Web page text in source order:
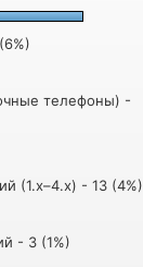
телефоны) -
(1.x–4.x) - 13 (4%)
- 3 (1%)